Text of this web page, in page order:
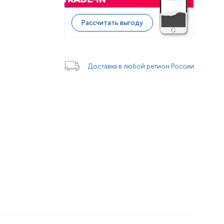
Рассчитать выгоду
Доставка в любой регион России